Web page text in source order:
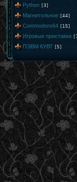
Python [3]
Магнитольное [44]
Commodore64 [15]
Игровые приставки
ПЭВМ КУВТ [5]